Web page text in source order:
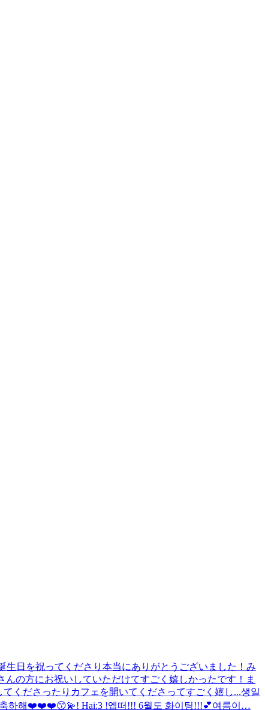
生日を祝ってくださり本当にありがとうございました！み
の方にお祝いしていただけてすごく嬉しかったです！ま
くださったりカフェを開いてくださってすごく嬉し...생일
축하해❤️❤️❤️😙💫! Hai:3 !엡떠!!! 6월도 화이팅!!!💕여름이…